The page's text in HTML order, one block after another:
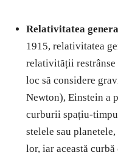
Relativitatea
1915, relativitatea
relativității
loc să considere
Newton), Einstein a
curburii spațiu-
stelele sau
lor, iar această